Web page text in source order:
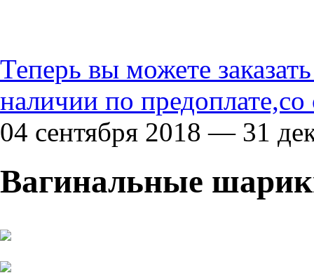
Теперь вы можете
наличии по предоплате,со
04 сентября 2018 — 31
Вагинальные